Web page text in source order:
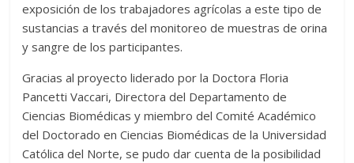
exposición de los trabajadores agrícolas a este tipo de
sustancias a través del monitoreo de muestras de orina
y sangre de los participantes.
Gracias al proyecto liderado por la Doctora Floria
Pancetti Vaccari, Directora del Departamento de
Ciencias Biomédicas y miembro del Comité Académico
del Doctorado en Ciencias Biomédicas de la Universidad
Católica del Norte, se pudo dar cuenta de la posibilidad